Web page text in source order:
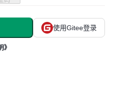
使用Gitee登录
》